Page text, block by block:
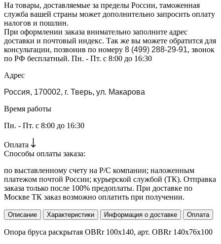
На товары, доставляемые за пределы России, таможенная
служба вашей страны может дополнительно запросить оплату
налогов и пошлин.
При оформлении заказа внимательно заполните адрес
доставки и почтовый индекс. Так же вы можете обратится для
консультации, позвонив по номеру 8 (499) 288-29-91, звонок
по РФ бесплатный. Пн. - Пт. с 8:00 до 16:30
Адрес
Россия, 170002, г. Тверь, ул. Макарова
Время работы
Пн. - Пт. с 8:00 до 16:30
Оплата
Способы оплаты заказа:
по выставленному счету на Р/С компании; наложенным
платежом почтой России; курьерской службой (ТК). Отправка
заказа только после 100% предоплаты. При доставке по
Москве ТК заказ возможно оплатить при получении.
Описание Характеристики Информация о доставке Оплата
Опора бруса раскрытая OBRr 100х140, арт. OBRr 140х76х100